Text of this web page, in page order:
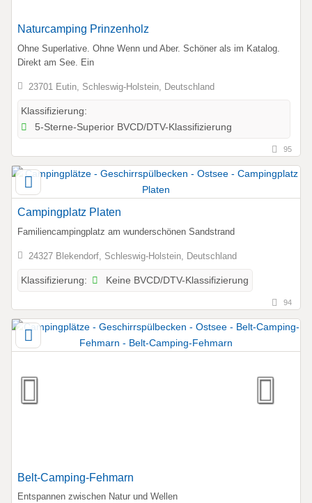
Naturcamping Prinzenholz
Ohne Superlative. Ohne Wenn und Aber. Schöner als im Katalog.
Direkt am See. Ein
23701 Eutin, Schleswig-Holstein, Deutschland
Klassifizierung:
5-Sterne-Superior BVCD/DTV-Klassifizierung
95
Campingplatz Platen
Familiencampingplatz am wunderschönen Sandstrand
24327 Blekendorf, Schleswig-Holstein, Deutschland
Klassifizierung: Keine BVCD/DTV-Klassifizierung
94
Belt-Camping-Fehmarn
Entspannen zwischen Natur und Wellen